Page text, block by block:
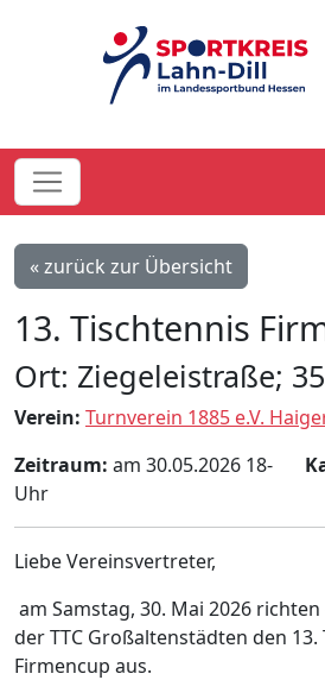
« zurück zur Übersicht
13. Tischtennis
Ort: Ziegeleistraße;
Verein: Turnverein 1885 e.V.
Zeitraum: am 30.05.2026 18-
Uhr
Liebe Vereinsvertreter,
am Samstag, 30. Mai 2026
der TTC Großaltenstädten den 13.
Firmencup aus.